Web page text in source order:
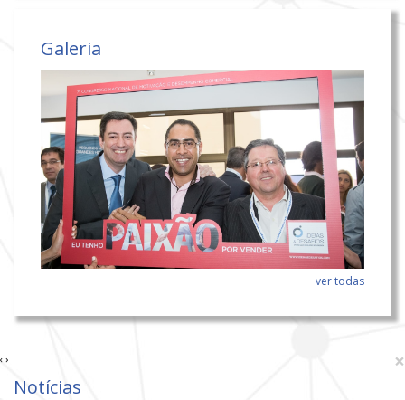
Galeria
ver todas
‹ › ×
Notícias